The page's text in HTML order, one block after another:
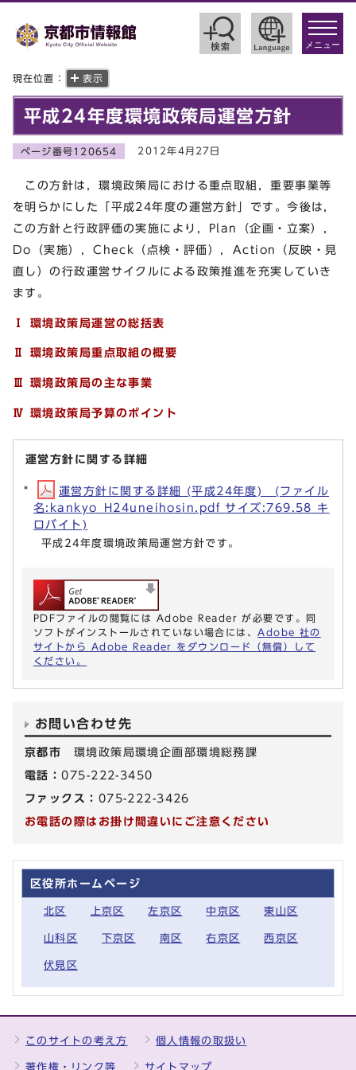
toggle
メニュー
現在位置： 表示
平成24年度環境政策局運営方針
ページ番号120654 2012年4月27日
この方針は，環境政策局における重点取組，重要事業等
を明らかにした「平成24年度の運営方針」です。今後は，
この方針と行政評価の実施により，Plan（企画・立案），
Do（実施），Check（点検・評価），Action（反映・見
直し）の行政運営サイクルによる政策推進を充実していき
ます。
Ⅰ 環境政策局運営の総括表
Ⅱ 環境政策局重点取組の概要
Ⅲ 環境政策局の主な事業
Ⅳ 環境政策局予算のポイント
運営方針に関する詳細
運営方針に関する詳細 (平成24年度) (ファイル
名:kankyo_H24uneihosin.pdf サイズ:769.58 キ
ロバイト)
平成24年度環境政策局運営方針です。
PDFファイルの閲覧には Adobe Reader が必要です。同
ソフトがインストールされていない場合には、 Adobe 社の
サイトから Adobe Reader をダウンロード（無償）して
ください。
お問い合わせ先
京都市 環境政策局環境企画部環境総務課
電話：075-222-3450
ファックス： 075-222-3426
お電話の際はお掛け間違いにご注意ください
区役所ホームページ
北区 上京区 左京区 中京区 東山区
山科区 下京区 南区 右京区 西京区
伏見区
このサイトの考え方 個人情報の取扱い
著作権・リンク等 サイトマップ